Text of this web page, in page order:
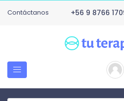
Contáctanos +56 9 8766